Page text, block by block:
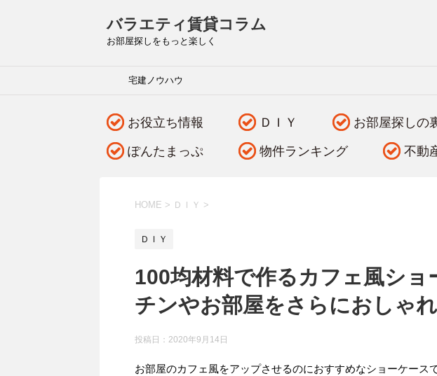
バラエティ賃貸コラム
お部屋探しをもっと楽しく
宅建ノウハウ
お役立ち情報 ＤＩＹ お部屋探しの
ぽんたまっぷ 物件ランキング 不動
HOME > ＤＩＹ >
ＤＩＹ
100均材料で作るカフェ風シ
チンやお部屋をさらにおしゃ
投稿日： 2020年9月14日
お部屋のカフェ風をアップさせるのにおすすめなショーケースで